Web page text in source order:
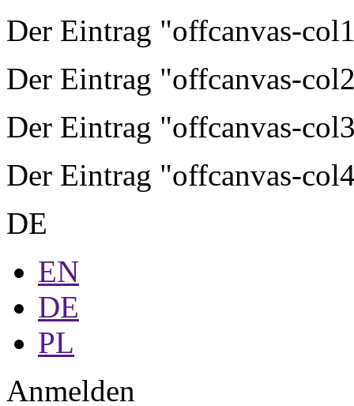
Der Eintrag "offcanvas-
Der Eintrag "offcanvas-
Der Eintrag "offcanvas-
Der Eintrag "offcanvas-
DE
EN
DE
PL
Anmelden